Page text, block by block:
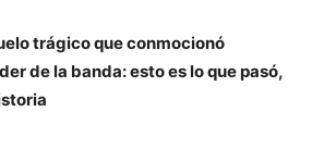
trágico que conmocionó
de la banda: esto es lo que pasó,